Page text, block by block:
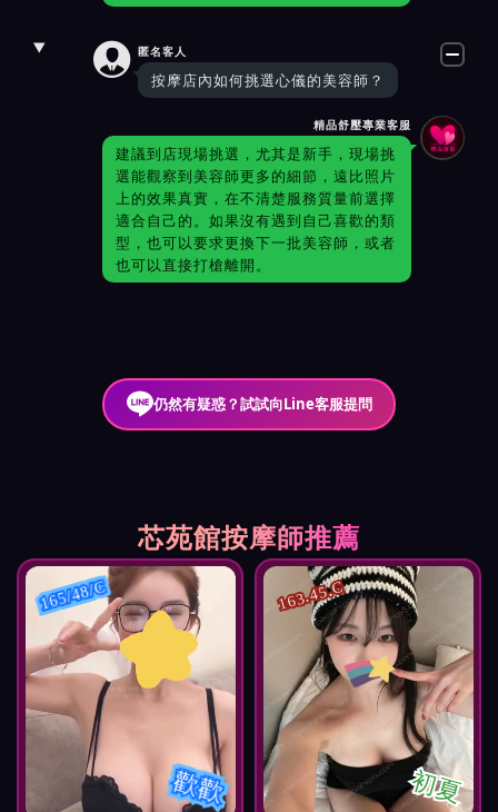
 匿名客人
按摩店內如何挑選心儀的美容師？
精品舒壓專業客服
建議到店現場挑選，尤其是新手，現場挑
選能觀察到美容師更多的細節，遠比照片
上的效果真實，在不清楚服務質量前選擇
適合自己的。如果沒有遇到自己喜歡的類
型，也可以要求更換下一批美容師，或者
也可以直接打槍離開。
仍然有疑惑？試試向Line客服提問
芯苑館按摩師推薦
歡歡
165/48/C
初夏
163.45.C